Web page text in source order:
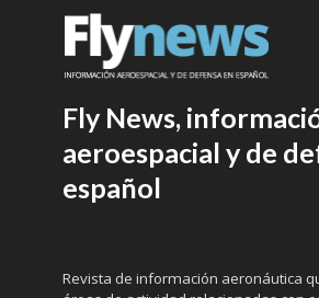
Fly News,
aeroespacial y de
español
Revista de información aeronáutica